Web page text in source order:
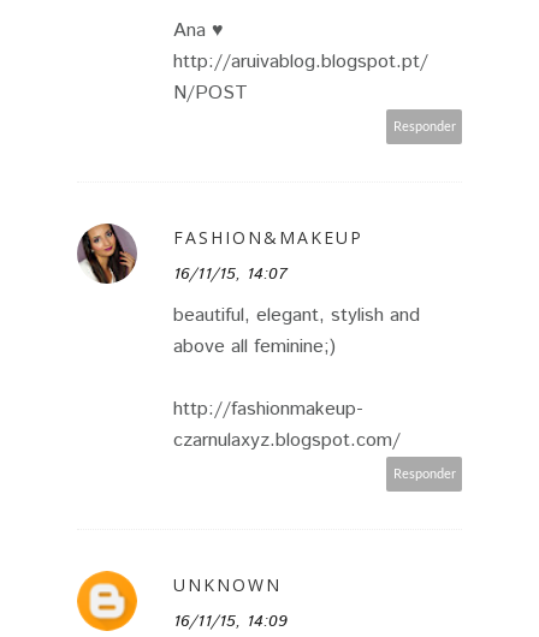
Ana ♥
http://aruivablog.blogspot.pt/
N/POST
Responder
FASHION&MAKEUP
16/11/15, 14:07
beautiful, elegant, stylish and
above all feminine;)
http://fashionmakeup-
czarnulaxyz.blogspot.com/
Responder
UNKNOWN
16/11/15, 14:09